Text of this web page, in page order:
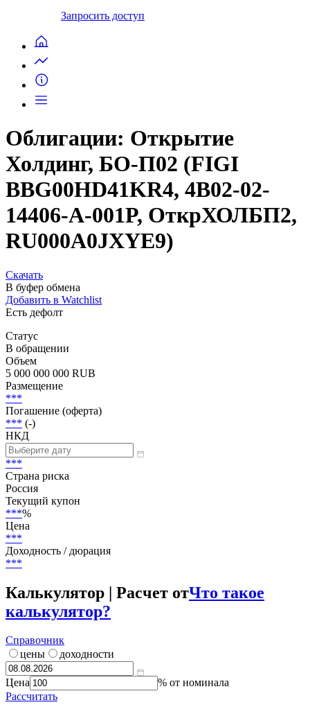
Запросить доступ
Облигации: Открытие
Холдинг, БО-П02 (FIGI
BBG00HD41KR4, 4B02-02-
14406-A-001P, ОткрХОЛБП2,
RU000A0JXYE9)
Скачать
В буфер обмена
Добавить в Watchlist
Есть дефолт
Статус
В обращении
Объем
5 000 000 000 RUB
Размещение
***
Погашение (оферта)
*** (-)
НКД
***
Страна риска
Россия
Текущий купон
***%
Цена
***
Доходность / дюрация
***
Калькулятор | Расчет отЧто такое
калькулятор?
Справочник
цены
доходности
Цена
% от номинала
Рассчитать